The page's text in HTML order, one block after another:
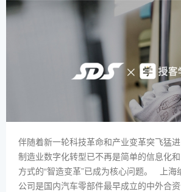
伴随着新一轮科技革命和产业变革突飞猛进
制造业数字化转型已不再是简单的信息化
方式的“智造变革”已成为核心问题。 上海
公司是国内汽车零部件最早成立的中外合